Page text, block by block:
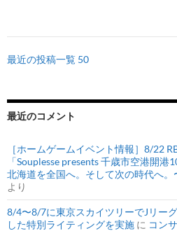
最近の投稿一覧 50
最近のコメント
［ホームゲームイベント情報］8/22
「Souplesse presents 千歳市空港開
北海道を全国へ。そして次の時代へ。
より
8/4〜8/7に東京スカイツリーでJリー
した特別ライティングを実施 に コン